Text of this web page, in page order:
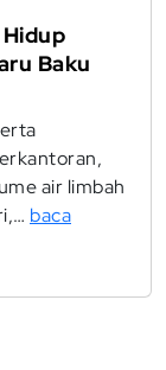
Baku
air limbah
baca